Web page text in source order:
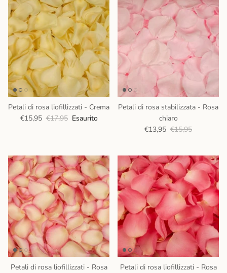
Petali di rosa liofillizzati - Crema
€15,95 €17,95 Esaurito
Petali di rosa stabilizzata - Rosa
chiaro
€13,95 €15,95
Petali di rosa liofillizzati - Rosa
Petali di rosa liofillizzati - Rosa